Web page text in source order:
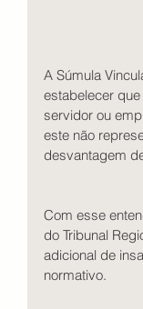
A Súmula
estabelecer
servidor ou
este não
desvantagem
Com esse
do Tribunal
adicional de
normativo.